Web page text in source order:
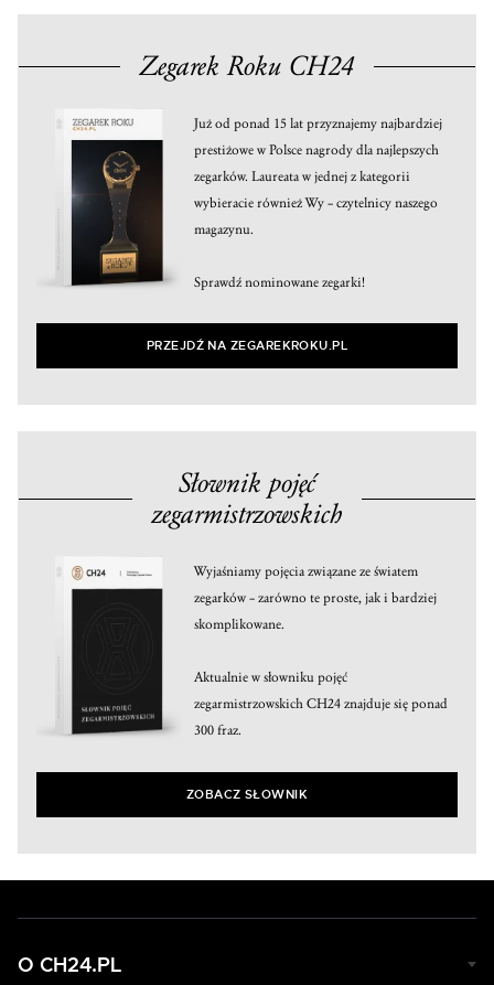
Zegarek Roku CH24
Już od ponad 15 lat przyznajemy najbardziej
prestiżowe w Polsce nagrody dla najlepszych
zegarków. Laureata w jednej z kategorii
wybieracie również Wy – czytelnicy naszego
magazynu.
Sprawdź nominowane zegarki!
PRZEJDŹ NA ZEGAREKROKU.PL
Słownik pojęć
zegarmistrzowskich
Wyjaśniamy pojęcia związane ze światem
zegarków – zarówno te proste, jak i bardziej
skomplikowane.
Aktualnie w słowniku pojęć
zegarmistrzowskich CH24 znajduje się ponad
300 fraz.
ZOBACZ SŁOWNIK
O CH24.PL